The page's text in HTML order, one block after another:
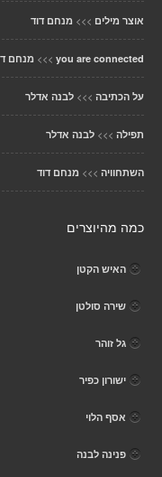
אוצר מילים >>> מנחם דוד
you are connected
>>> מנחם
על הכתיבה >>> לבנה אדלר
תפילה >>> לבנה אדלר
השתחוויה >>> מנחם דוד
כמה מהיוצרים
האיש הקטן
שירה סולטן
גל זוהר
ישורון כפיר
אסף הלוי
פנינה לבנה